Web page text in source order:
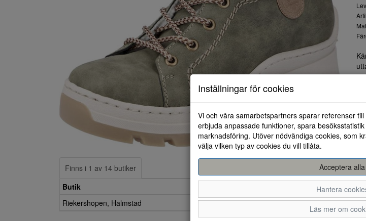
Finns i 1 av 14 butiker
Butik
36
Riekershopen, Halmstad
Inställningar för cookies
Vi och våra samarbetspartners sparar referenser
erbjuda anpassade funktioner, spara
marknadsföring. Utöver nödvändiga cookies, som
välja vilken typ av cookies du vill tillåta.
Acceptera alla
Hantera
Läs mer om